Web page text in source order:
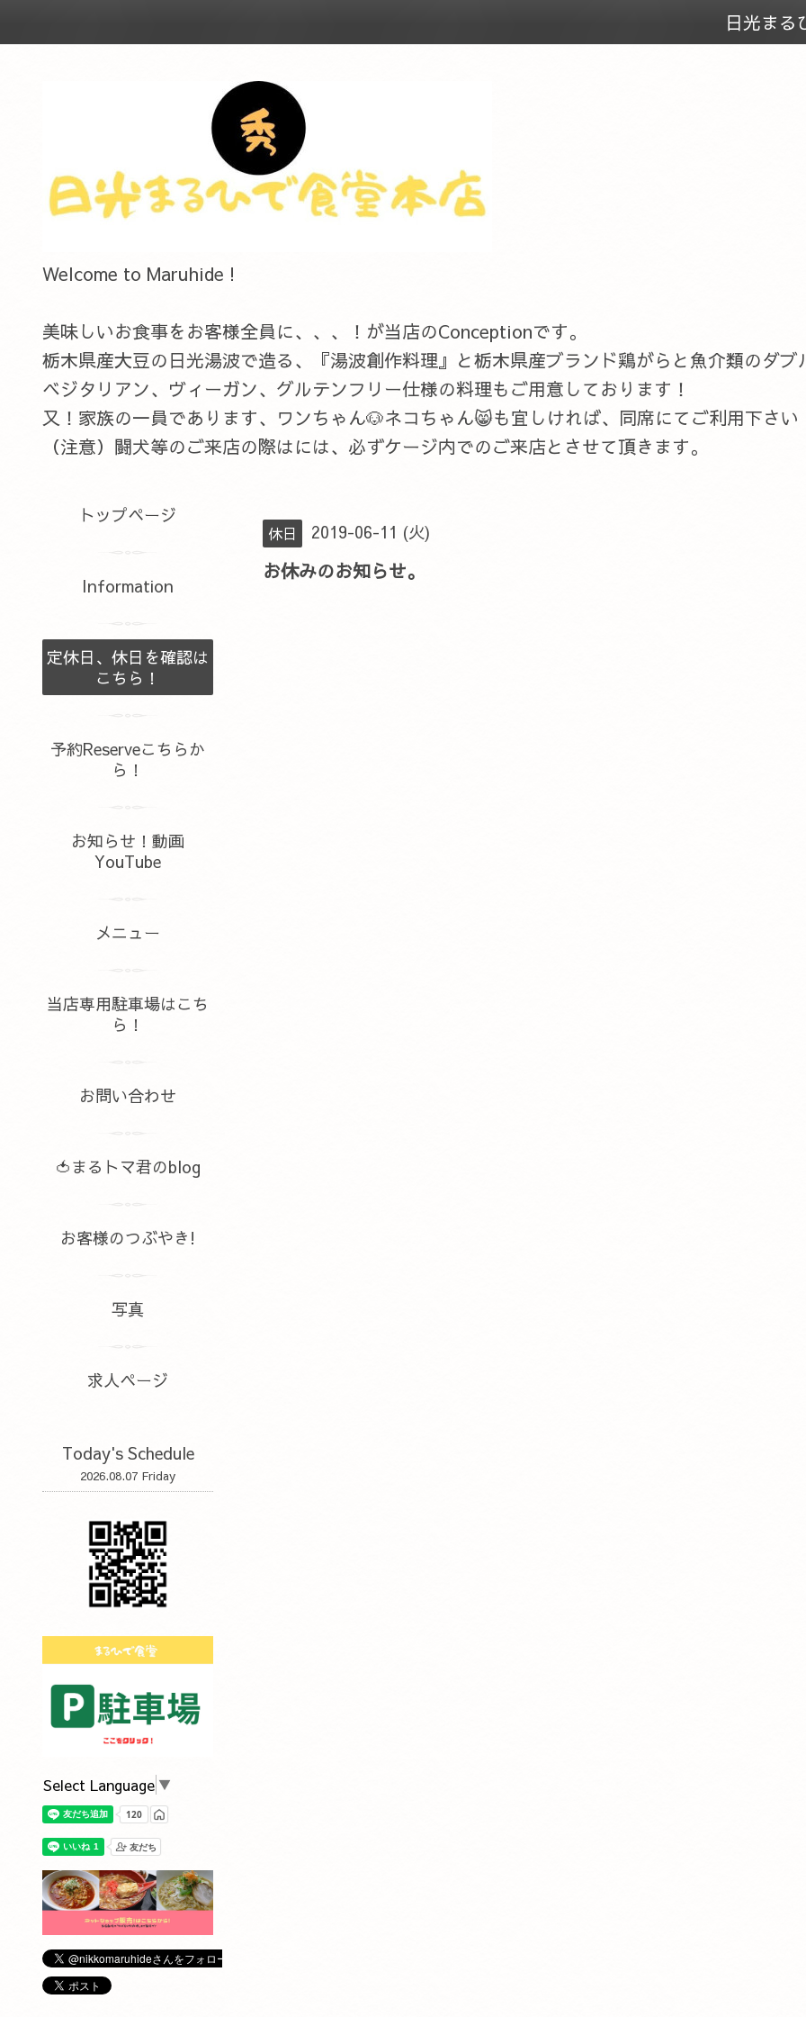
日光まる
Welcome to Maruhide !
美味しいお食事をお客様全員に、、、！が当店のConceptionです。
栃木県産大豆の日光湯波で造る、『湯波創作料理』と栃木県産ブランド鶏がらと魚介類のダ
ベジタリアン、ヴィーガン、グルテンフリー仕様の料理もご用意しております！
又！家族の一員であります、ワンちゃん🐶ネコちゃん😸も宜しければ、同席にてご利用下さい
（注意）闘犬等のご来店の際はには、必ずケージ内でのご来店とさせて頂きます。
休日 2019-06-11 (火)
お休みのお知らせ。
トップページ
Information
定休日、休日を確認は
こちら！
予約Reserveこちらか
ら！
お知らせ！動画
YouTube
メニュー
当店専用駐車場はこち
ら！
お問い合わせ
🍅まるトマ君のblog
お客様のつぶやき!
写真
求人ページ
Today's Schedule
2026.08.07 Friday
Select Language ▼